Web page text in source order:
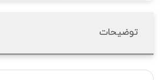
توضیحات